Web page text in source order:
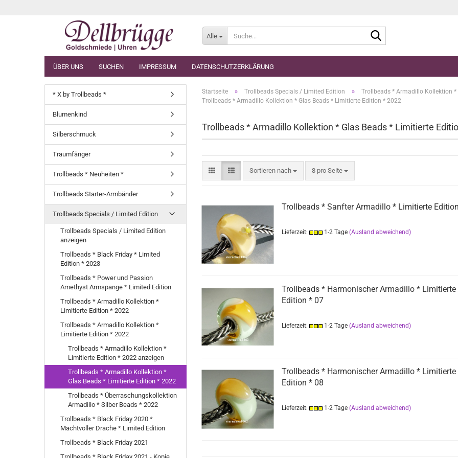
Alle
ÜBER UNS SUCHEN IMPRESSUM DATENSCHUTZERKLÄRUNG
Startseite » Trollbeads Specials / Limited Edition »
Trollbeads * Armadillo Kollektion
Trollbeads * Armadillo Kollektion * Glas Beads * Limitierte Edition * 2022
Trollbeads * Armadillo Kollektion * Glas Beads * Limitierte
Sortieren nach
Sortieren nach 8 pro Seite
pro Seite
Trollbeads * Sanfter Armadillo * Limitierte
Lieferzeit: 1-2 Tage (Ausland abweichend)
Trollbeads * Harmonischer Armadillo * Limitierte
Edition * 07
Lieferzeit: 1-2 Tage (Ausland abweichend)
Trollbeads * Harmonischer Armadillo * Limitierte
Edition * 08
Lieferzeit: 1-2 Tage (Ausland abweichend)
* X by Trollbeads *
Blumenkind
Silberschmuck
Traumfänger
Trollbeads * Neuheiten *
Trollbeads Starter-Armbänder
Trollbeads Specials / Limited Edition
Trollbeads Specials / Limited Edition
anzeigen
Trollbeads * Black Friday * Limited
Edition * 2023
Trollbeads * Power und Passion
Amethyst Armspange * Limited Edition
Trollbeads * Armadillo Kollektion *
Limitierte Edition * 2022
Trollbeads * Armadillo Kollektion *
Limitierte Edition * 2022
Trollbeads * Armadillo Kollektion *
Limitierte Edition * 2022 anzeigen
Trollbeads * Armadillo Kollektion *
Glas Beads * Limitierte Edition * 2022
Trollbeads * Überraschungskollektion
Armadillo * Silber Beads * 2022
Trollbeads * Black Friday 2020 *
Machtvoller Drache * Limited Edition
Trollbeads * Black Friday 2021